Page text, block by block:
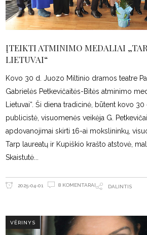
ĮTEIKTI ATMINIMO MEDALIAI
LIETUVAI“
Kovo 30 d. Juozo Miltinio dramos teatre
Gabrielės Petkevičaitės-Bitės atminimo
Lietuvai“. Ši diena tradicinė, būtent kovo
publicistė, visuomenės veikėja G.
apdovanojimai skirti 16-ai mokslininkų,
Tarp laureatų ir Kupiškio krašto atstovė,
Skaistutė
2025-04-01 8 KOMENTARAI DALINTIS
VĖRINYS